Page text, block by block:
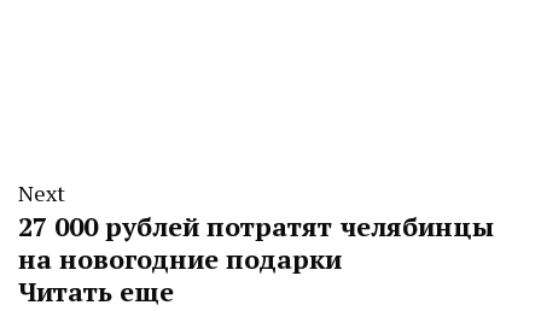
Next
27 000 рублей потратят челябинцы
на новогодние подарки
Читать еще